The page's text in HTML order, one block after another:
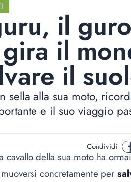
il guro
il
il
sella alla sua moto,
e il suo viaggio
Condividi
cavallo della sua moto ha
concretamente per